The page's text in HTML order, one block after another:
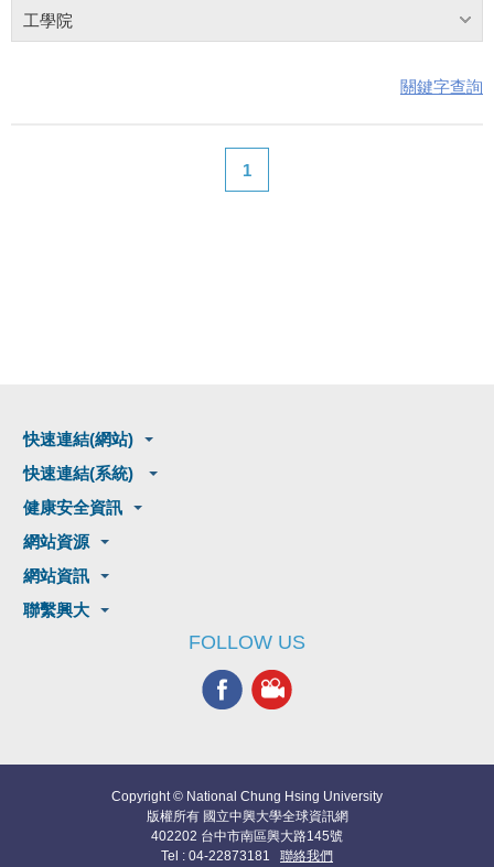
工學院
關鍵字查詢
1
快速連結(網站)
快速連結(系統)
健康安全資訊
網站資源
網站資訊
聯繫興大
FOLLOW US
Copyright © National Chung Hsing University
版權所有 國立中興大學全球資訊網
402202 台中市南區興大路145號
Tel : 04-22873181 聯絡我們